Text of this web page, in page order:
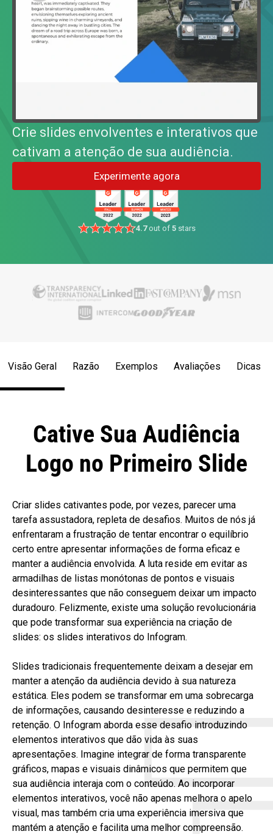
Crie slides envolventes e interativos que
cativam a atenção de sua audiência.
Experimente agora
4.7out of 5stars
Visão Geral Razão Exemplos Avaliações Dicas
Cative Sua Audiência
Logo no Primeiro Slide
Criar slides cativantes pode, por vezes, parecer uma
tarefa assustadora, repleta de desafios. Muitos de nós já
enfrentaram a frustração de tentar encontrar o equilíbrio
certo entre apresentar informações de forma eficaz e
manter a audiência envolvida. A luta reside em evitar as
armadilhas de listas monótonas de pontos e visuais
desinteressantes que não conseguem deixar um impacto
duradouro. Felizmente, existe uma solução revolucionária
que pode transformar sua experiência na criação de
slides: os slides interativos do Infogram.
Slides tradicionais frequentemente deixam a desejar em
manter a atenção da audiência devido à sua natureza
estática. Eles podem se transformar em uma sobrecarga
de informações, causando desinteresse e reduzindo a
retenção. O Infogram aborda esse desafio introduzindo
elementos interativos que dão vida às suas
apresentações. Imagine integrar de forma transparente
gráficos, mapas e visuais dinâmicos que permitem que
sua audiência interaja com o conteúdo. Ao incorporar
elementos interativos, você não apenas melhora o apelo
visual, mas também cria uma experiência imersiva que
mantém a atenção e facilita uma melhor compreensão.